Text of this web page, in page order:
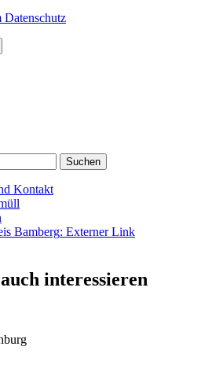
Suchen
Kontakt
Bamberg: Externer Link
interessieren